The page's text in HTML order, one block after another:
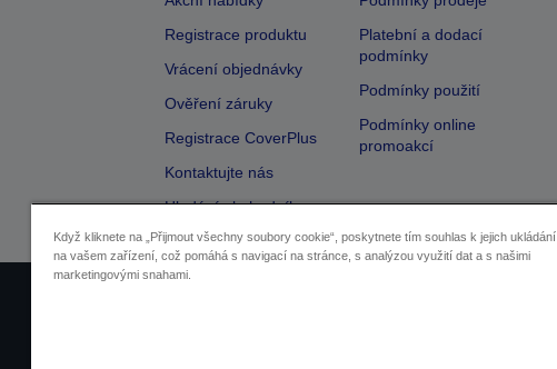
Registrace produktu
Vrácení objednávky
Ověření záruky
Registrace CoverPlus
Kontaktujte nás
Hledání obchodníka
Platební a dodací
podmínky
Podmínky použití
Podmínky online
promoakcí
Když kliknete na „Přijmout všechny soubory cookie“, poskytnete tím souhlas k jejich ukládání
na vašem zařízení, což pomáhá s navigací na stránce, s analýzou využití dat a s našimi
marketingovými snahami.